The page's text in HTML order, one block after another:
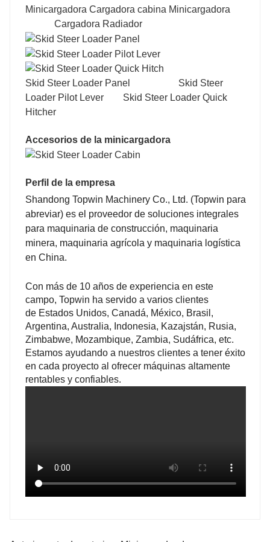
Minicargadora Cargadora cabina Minicargadora
Cargadora Radiador
Skid Steer Loader Panel Skid Steer
Loader Pilot Lever Skid Steer Loader Quick
Hitcher
Accesorios de la minicargadora
Perfil de la empresa
Shandong Topwin Machinery Co., Ltd. (Topwin para
abreviar) es el proveedor de soluciones integrales
para maquinaria de construcción, maquinaria
minera, maquinaria agrícola y maquinaria logística
en China.
Con más de 10 años de experiencia en este
campo, Topwin ha servido a varios clientes
de Estados Unidos, Canadá, México, Brasil,
Argentina, Australia, Indonesia, Kazajstán, Rusia,
Zimbabwe, Mozambique, Zambia, Sudáfrica, etc.
Estamos ayudando a nuestros clientes a tener éxito
en cada proyecto al ofrecer máquinas altamente
rentables y confiables.
200
20
1365
2200
1742
938